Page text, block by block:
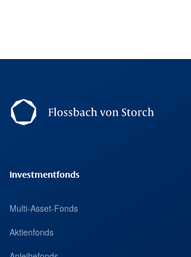
Footer Navigation
Investmentfonds
Multi-Asset-Fonds
Aktienfonds